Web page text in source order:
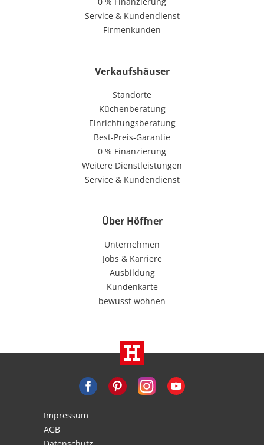
Service & Kundendienst
Firmenkunden
Verkaufshäuser
Standorte
Küchenberatung
Einrichtungsberatung
Best-Preis-Garantie
0 % Finanzierung
Weitere Dienstleistungen
Service & Kundendienst
Über Höffner
Unternehmen
Jobs & Karriere
Ausbildung
Kundenkarte
bewusst wohnen
Impressum
AGB